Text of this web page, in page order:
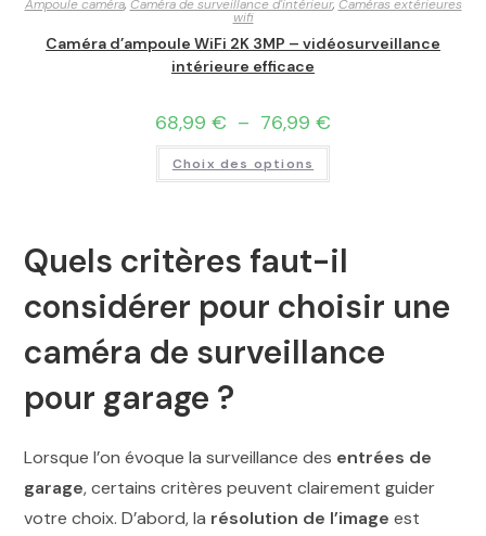
Ampoule caméra, Caméra de surveillance d'intérieur, Caméras extérieures
wifi
Caméra d’ampoule WiFi 2K 3MP – vidéosurveillance
intérieure efficace
68,99 € – 76,99 €
Choix des options
Quels critères faut-il
considérer pour choisir une
caméra de surveillance
pour garage ?
Lorsque l’on évoque la surveillance des entrées de
garage, certains critères peuvent clairement guider
votre choix. D’abord, la résolution de l’image est